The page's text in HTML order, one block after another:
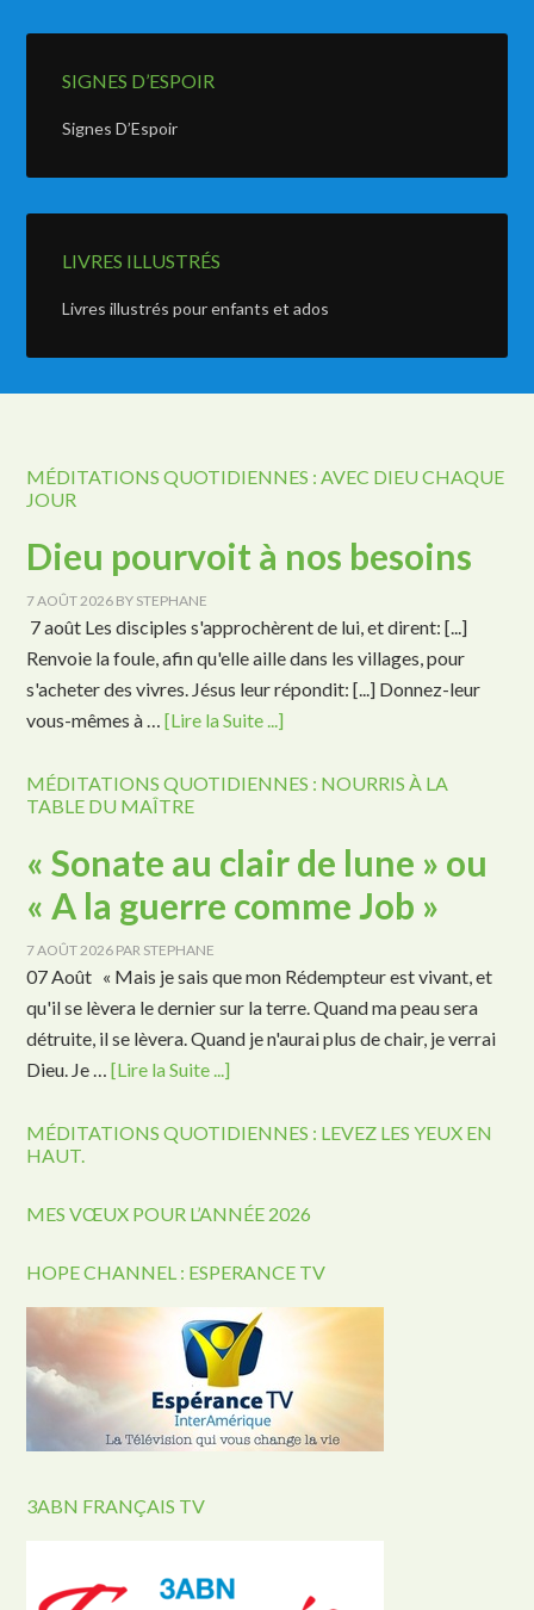
SIGNES D’ESPOIR
Signes D’Espoir
LIVRES ILLUSTRÉS
Livres illustrés pour enfants et ados
MÉDITATIONS QUOTIDIENNES : AVEC DIEU CHAQUE
JOUR
Dieu pourvoit à nos besoins
7 AOÛT 2026 BY STEPHANE
7 août Les disciples s'approchèrent de lui, et dirent: [...]
Renvoie la foule, afin qu'elle aille dans les villages, pour
s'acheter des vivres. Jésus leur répondit: [...] Donnez-leur
vous-mêmes à …[Lire la Suite ...]
MÉDITATIONS QUOTIDIENNES : NOURRIS À LA
TABLE DU MAÎTRE
« Sonate au clair de lune » ou
« A la guerre comme Job »
7 AOÛT 2026 PAR STEPHANE
07 Août « Mais je sais que mon Rédempteur est vivant, et
qu'il se lèvera le dernier sur la terre. Quand ma peau sera
détruite, il se lèvera. Quand je n'aurai plus de chair, je verrai
Dieu. Je …[Lire la Suite ...]
MÉDITATIONS QUOTIDIENNES : LEVEZ LES YEUX EN
HAUT.
MES VŒUX POUR L’ANNÉE 2026
HOPE CHANNEL : ESPERANCE TV
3ABN FRANÇAIS TV